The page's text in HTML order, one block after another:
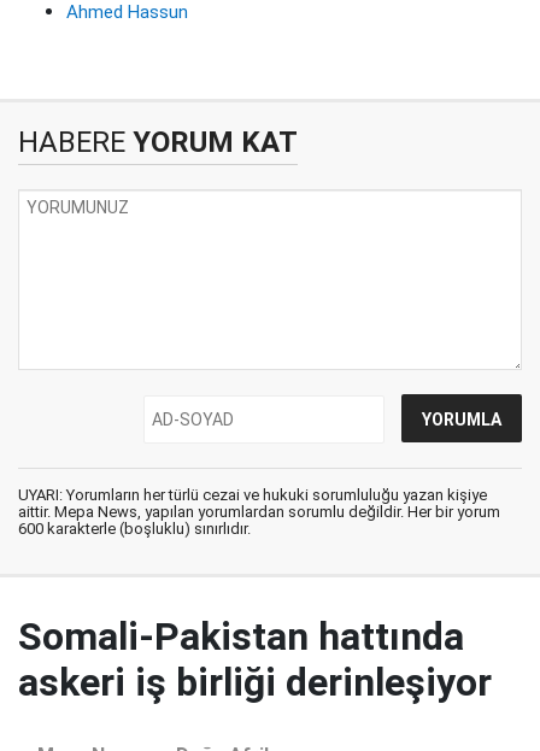
Ahmed Hassun
HABERE YORUM KAT
UYARI: Yorumların her türlü cezai ve hukuki sorumluluğu yazan kişiye
aittir. Mepa News, yapılan yorumlardan sorumlu değildir. Her bir yorum
600 karakterle (boşluklu) sınırlıdır.
Somali-Pakistan hattında
askeri iş birliği derinleşiyor